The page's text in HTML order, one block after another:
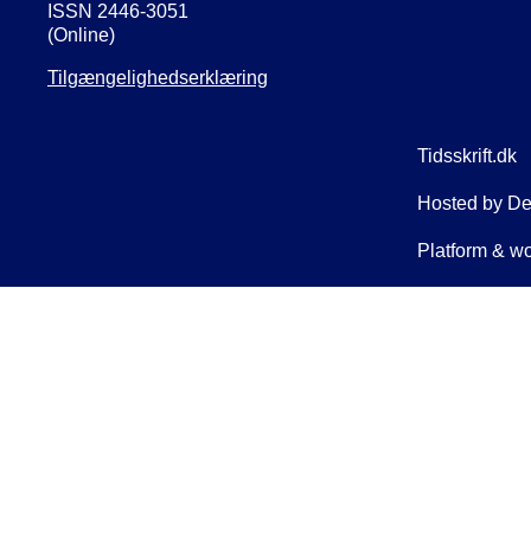
ISSN 2446-3051
(Online)
Tilgængelighedserklæring